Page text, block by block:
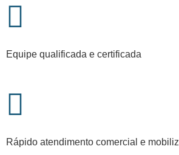
Equipe qualificada e certificada
Rápido atendimento comercial e